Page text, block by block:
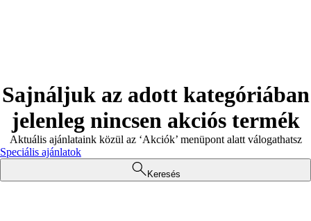
Sajnáljuk az adott kategóriában
jelenleg nincsen akciós termék
Aktuális ajánlataink közül az ‘Akciók’ menüpont alatt válogathatsz
Speciális ajánlatok
Keresés